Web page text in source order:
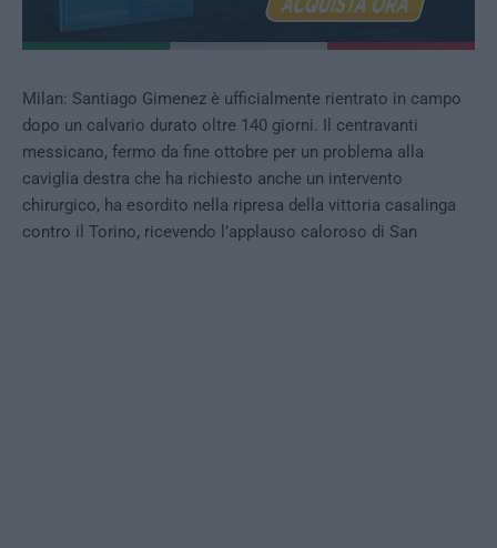
Milan: Santiago Gimenez è ufficialmente rientrato in campo
dopo un calvario durato oltre 140 giorni. Il centravanti
messicano, fermo da fine ottobre per un problema alla
caviglia destra che ha richiesto anche un intervento
chirurgico, ha esordito nella ripresa della vittoria casalinga
contro il Torino, ricevendo l’applauso caloroso di San